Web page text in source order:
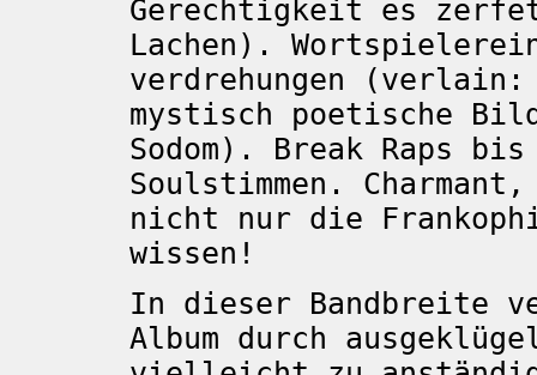
Gerechtigkeit es
Lachen).
verdrehungen
mystisch poetische
Sodom). Break Raps
Soulstimmen.
nicht nur die
wissen!
In dieser Bandbreite
Album durch